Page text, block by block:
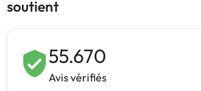
soutient
55.670
Avis vérifiés